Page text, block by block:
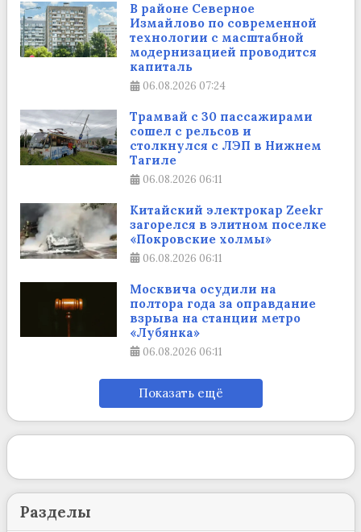
В районе Северное
Измайлово по современной
технологии с масштабной
модернизацией проводится
капиталь
06.08.2026 07:24
Трамвай с 30 пассажирами
сошел с рельсов и
столкнулся с ЛЭП в Нижнем
Тагиле
06.08.2026 06:11
Китайский электрокар Zeekr
загорелся в элитном поселке
«Покровские холмы»
06.08.2026 06:11
Москвича осудили на
полтора года за оправдание
взрыва на станции метро
«Лубянка»
06.08.2026 06:11
Показать ещё
Разделы